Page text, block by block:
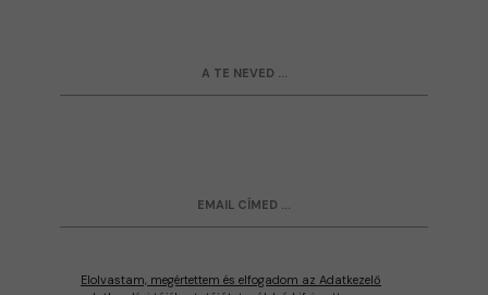
Elolvastam, megértettem és elfogadom az Adatkezelő